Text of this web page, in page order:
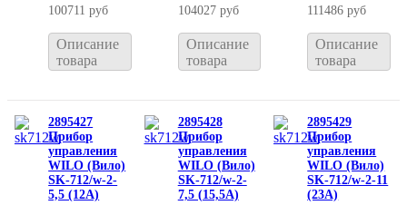
100711 руб
Описание
товара
104027 руб
Описание
товара
111486 руб
Описание
товара
2895427
Прибор
управления
WILO (Вило)
SK-712/w-2-
5,5 (12A)
2895428
Прибор
управления
WILO (Вило)
SK-712/w-2-
7,5 (15,5A)
2895429
Прибор
управления
WILO (Вило)
SK-712/w-2-11
(23A)